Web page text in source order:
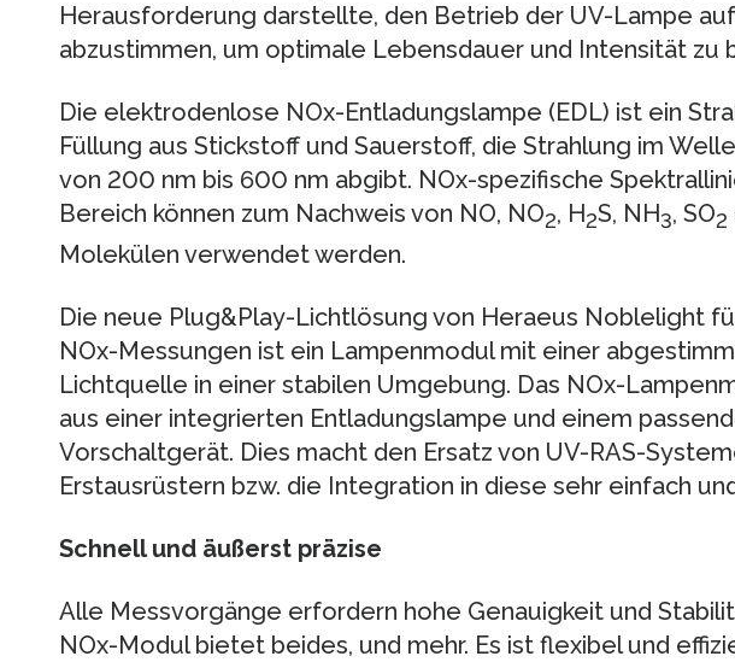
Herausforderung darstellte, den Betrieb der UV-Lampe
abzustimmen, um optimale Lebensdauer und Intensität zu
Die elektrodenlose NOx-Entladungslampe (EDL) ist ein
Füllung aus Stickstoff und Sauerstoff, die Strahlung im
von 200 nm bis 600 nm abgibt. NOx-spezifische
Bereich können zum Nachweis von NO, NO2, H2S, NH3, SO2
Molekülen verwendet werden.
Die neue Plug&Play-Lichtlösung von Heraeus Noblelight
NOx-Messungen ist ein Lampenmodul mit einer
Lichtquelle in einer stabilen Umgebung. Das NOx-
aus einer integrierten Entladungslampe und einem
Vorschaltgerät. Dies macht den Ersatz von UV-RAS-
Erstausrüstern bzw. die Integration in diese sehr einfach
Schnell und äußerst präzise
Alle Messvorgänge erfordern hohe Genauigkeit und
NOx-Modul bietet beides, und mehr. Es ist flexibel und